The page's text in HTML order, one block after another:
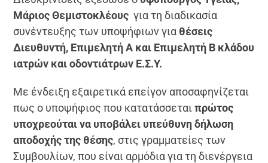
Μάριος Θεμιστοκλέους για τη διαδικασία
συνέντευξης των υποψήφιων για θέσεις
Διευθυντή, Επιμελητή Α και Επιμελητή Β κλάδου
ιατρών και οδοντιάτρων Ε.Σ.Υ.
Με ένδειξη εξαιρετικά επείγον αποσαφηνίζεται
πως ο υποψήφιος που κατατάσσεταιπρώτος
υποχρεούται να υποβάλει υπεύθυνη δήλωση
αποδοχής της θέσης, στις γραμματείες των
Συμβουλίων, που είναι αρμόδια για τη διενέργεια